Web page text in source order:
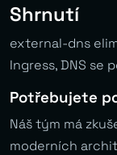
Shrnutí
external-dns
Ingress, DNS se
Potřebujete
Náš tým má
moderních